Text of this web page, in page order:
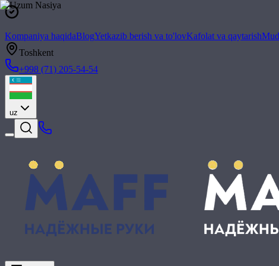
Kompaniya haqidaBlogYetkazib berish va to'lovKafolat va qaytarish
Toshkent
+998 (71) 205-54-54
uz